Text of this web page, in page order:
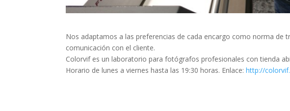
Nos adaptamos a las preferencias de cada encargo como norma de
comunicación con el cliente.
Colorvif es un laboratorio para fotógrafos profesionales con tienda
Horario de lunes a viernes hasta las 19:30 horas. Enlace:http://